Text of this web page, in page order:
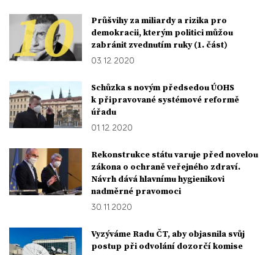
Průšvihy za miliardy a rizika pro
demokracii, kterým politici můžou
zabránit zvednutím ruky (1. část)
03. 12. 2020
Schůzka s novým předsedou ÚOHS
k připravované systémové reformě
úřadu
01. 12. 2020
Rekonstrukce státu varuje před novelou
zákona o ochraně veřejného zdraví.
Návrh dává hlavnímu hygienikovi
nadměrné pravomoci
30. 11. 2020
Vyzýváme Radu ČT, aby objasnila svůj
postup při odvolání dozorčí komise